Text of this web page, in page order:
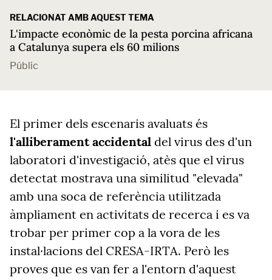
RELACIONAT AMB AQUEST TEMA
L'impacte econòmic de la pesta porcina africana
a Catalunya supera els 60 milions
Públic
El primer dels escenaris avaluats és
l'alliberament accidental del virus des d'un
laboratori d'investigació, atès que el virus
detectat mostrava una similitud "elevada"
amb una soca de referència utilitzada
àmpliament en activitats de recerca i es va
trobar per primer cop a la vora de les
instal·lacions del CRESA-IRTA. Però les
proves que es van fer a l'entorn d'aquest